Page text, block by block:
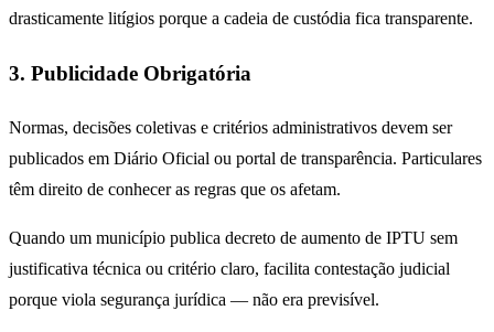
drasticamente litígios porque a cadeia de custódia fica transparente.
3. Publicidade Obrigatória
Normas, decisões coletivas e critérios administrativos devem ser
publicados em Diário Oficial ou portal de transparência. Particulares
têm direito de conhecer as regras que os afetam.
Quando um município publica decreto de aumento de IPTU sem
justificativa técnica ou critério claro, facilita contestação judicial
porque viola segurança jurídica — não era previsível.